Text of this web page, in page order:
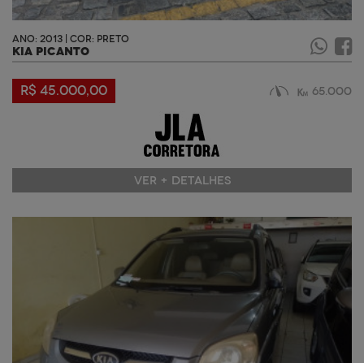
ANO: 2013 | COR: PRETO
KIA PICANTO
R$ 45.000,00 65.000
VER + DETALHES